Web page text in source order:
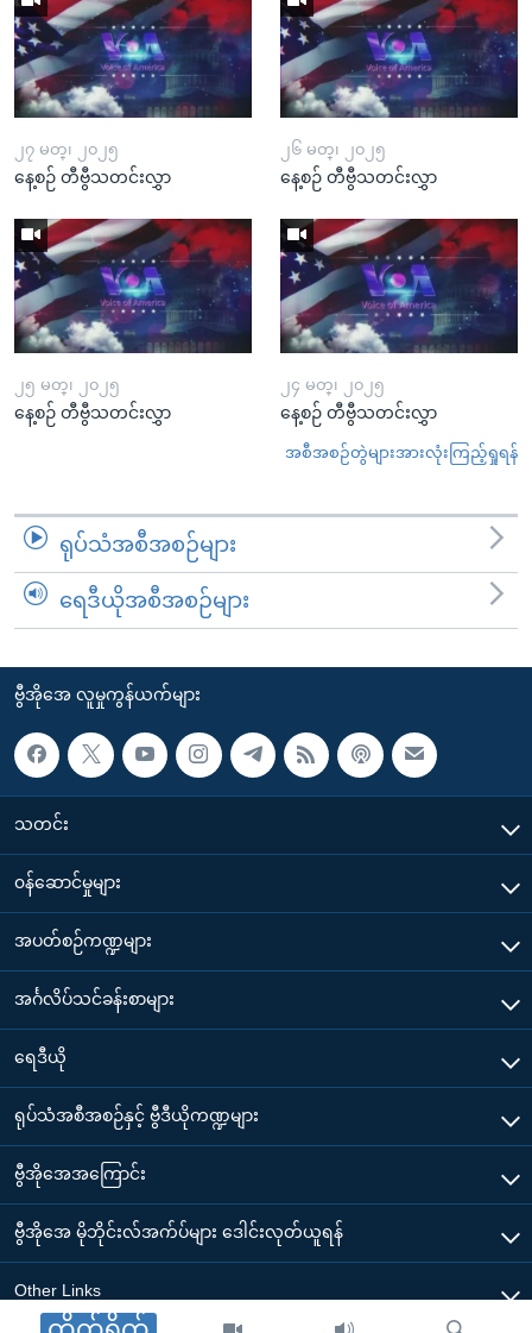
၂၇ မတ္၊ ၂၀၂၅
နေ့စဉ် တီဗွီသတင်းလွှာ
၂၆ မတ္၊ ၂၀၂၅
နေ့စဉ် တီဗွီသတင်းလွှာ
၂၅ မတ္၊ ၂၀၂၅
နေ့စဉ် တီဗွီသတင်းလွှာ
၂၄ မတ္၊ ၂၀၂၅
နေ့စဉ် တီဗွီသတင်းလွှာ
အစီအစဉ်တွဲများအားလုံးကြည့်ရှုရန်
ရုပ်သံအစီအစဉ်များ
ရေဒီယိုအစီအစဉ်များ
ဗွီအိုအေ လူမှုကွန်ယက်များ
သတင်း
၀န်ဆောင်မှုများ
အပတ်စဉ်ကဏ္ဍများ
အင်္ဂလိပ်သင်ခန်းစာများ
ရေဒီယို
ရုပ်သံအစီအစဉ်နှင့် ဗွီဒီယိုကဏ္ဍများ
ဗွီအိုအေအကြောင်း
ဗွီအိုအေ မိုဘိုင်းလ်အက်ပ်များ ဒေါင်းလုတ်ယူရန်
Other Links